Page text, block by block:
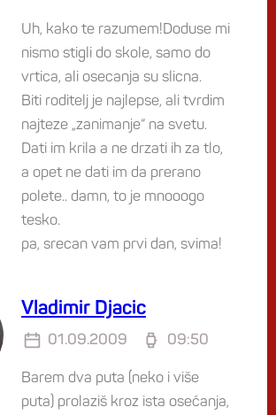
Uh, kako te razumem!Doduse mi
nismo stigli do skole, samo do
vrtica, ali osecanja su slicna.
Biti roditelj je najlepse, ali tvrdim
najteze „zanimanje“ na svetu.
Dati im krila a ne drzati ih za tlo,
a opet ne dati im da prerano
polete.. damn, to je mnooogo
tesko.
pa, srecan vam prvi dan, svima!
Vladimir Djacic
01.09.2009 09:50
Barem dva puta (neko i više
puta) prolaziš kroz ista osećanja,